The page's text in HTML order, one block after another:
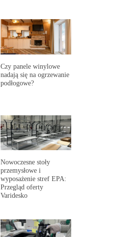
Czy panele winylowe
nadają się na ogrzewanie
podłogowe?
Nowoczesne stoły
przemysłowe i
wyposażenie stref EPA:
Przegląd oferty
Varidesko